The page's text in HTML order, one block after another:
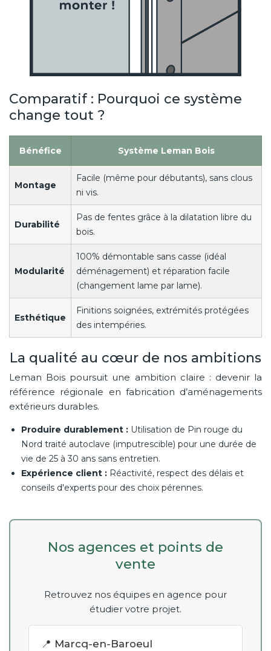
Comparatif : Pourquoi ce système
change tout ?
Bénéfice Système Leman Bois
Montage
Facile (même pour débutants), sans clous
ni vis.
Durabilité
Pas de fentes grâce à la dilatation libre du
bois.
Modularité
100% démontable sans casse (idéal
déménagement) et réparation facile
(changement lame par lame).
Esthétique
Finitions soignées, extrémités protégées
des intempéries.
La qualité au cœur de nos ambitions
Leman Bois poursuit une ambition claire : devenir la
référence régionale en fabrication d’aménagements
extérieurs durables.
Produire durablement : Utilisation de Pin rouge du
Nord traité autoclave (imputrescible) pour une durée de
vie de 25 à 30 ans sans entretien.
Expérience client : Réactivité, respect des délais et
conseils d'experts pour des choix pérennes.
Nos agences et points de
vente
Retrouvez nos équipes en agence pour
étudier votre projet.
📍 Marcq-en-Baroeul